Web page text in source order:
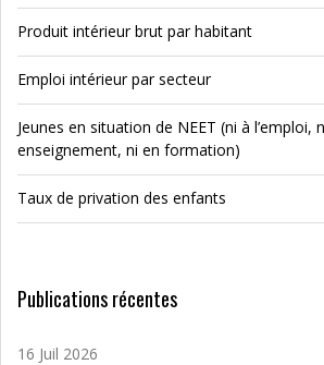
Produit intérieur brut par habitant
Emploi intérieur par secteur
Jeunes en situation de NEET (ni à l’emploi,
enseignement, ni en formation)
Taux de privation des enfants
Publications récentes
16 Juil 2026